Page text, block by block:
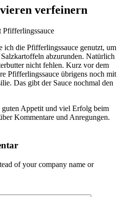
verfeinern
ich die Pfifferlingssauce genutzt, um
abzurunden. Natürlich
nicht fehlen. Kurz vor dem
Pfifferlingssauce übrigens noch mit
Das gibt der Sauce nochmal den
Appetit und viel Erfolg beim
Kommentare und Anregungen.
of your company name or